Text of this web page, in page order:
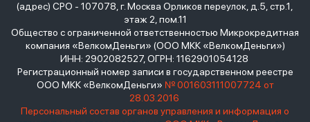
(адрес) СРО - 107078, г. Москва Орликов переулок, д.5, стр.1,
этаж 2, пом.11
Общество с ограниченной ответственностью Микрокредитная
компания «ВелкомДеньги» (ООО МКК «ВелкомДеньги»)
ИНН: 2902082527, ОГРН: 1162901054128
Регистрационный номер записи в государственном реестре
ООО МКК «ВелкомДеньги» № 001603111007724 от
28.03.2016
Персональный состав органов управления и информация о